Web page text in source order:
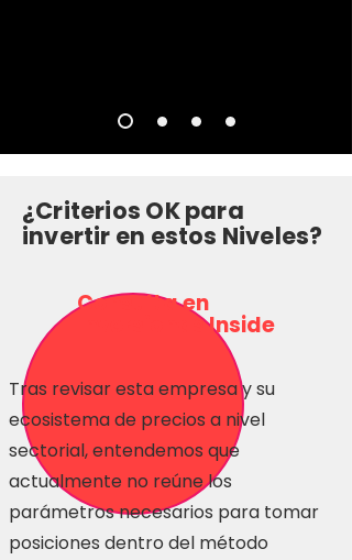
¿Criterios OK para
invertir en estos Niveles?
Consulta en
Inversionas Inside
Tras revisar esta empresa y su
ecosistema de precios a nivel
sectorial, entendemos que
actualmente no reúne los
parámetros necesarios para tomar
posiciones dentro del método